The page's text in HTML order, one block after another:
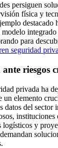
persiguen
física y
destacado
modelo
para
seguridad
riesgos
privada ha
un elemento
datos del sector
instituciones
logísticos y